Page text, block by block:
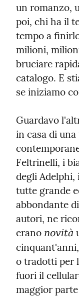
un romanzo,
poi, chi ha il
tempo a
milioni,
bruciare
catalogo. E
se iniziamo
Guardavo
in casa di
Feltrinelli, i
degli Adelphi,
tutte grande
abbondante
autori, ne
erano novità
o tradotti per
fuori il
maggior